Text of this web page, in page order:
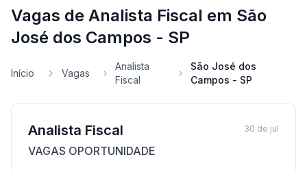
Vagas de Analista Fiscal em São
José dos Campos - SP
Início Vagas
Analista
Fiscal
São José dos
Campos - SP
Analista Fiscal
VAGAS OPORTUNIDADE
30 de jul